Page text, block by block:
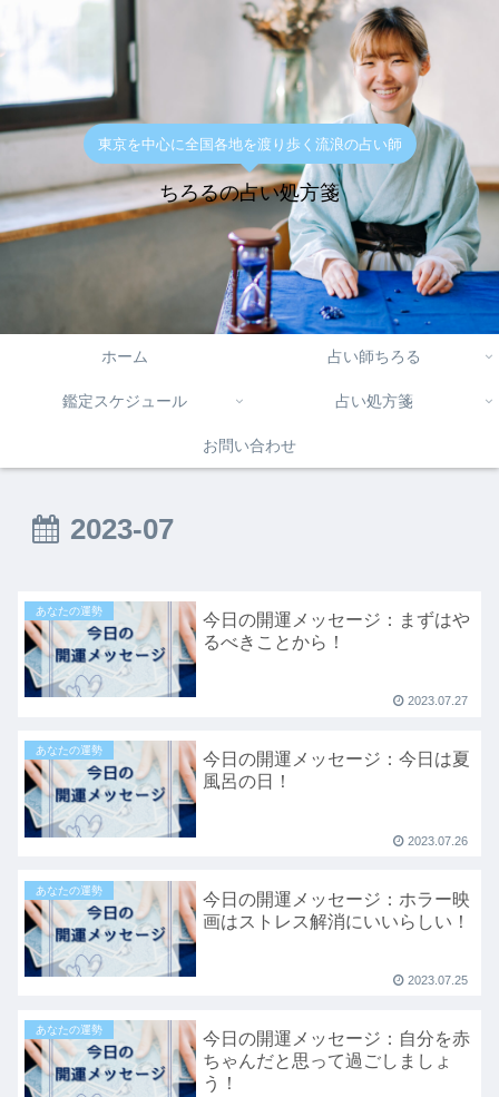
東京を中心に全国各地を渡り歩く流浪の占い師
ちろるの占い処方箋
ホーム 占い師ちろる
鑑定スケジュール 占い処方箋
お問い合わせ
2023-07
あなたの運勢
今日の開運メッセージ：まずはや
るべきことから！
2023.07.27
あなたの運勢
今日の開運メッセージ：今日は夏
風呂の日！
2023.07.26
あなたの運勢
今日の開運メッセージ：ホラー映
画はストレス解消にいいらしい！
2023.07.25
あなたの運勢
今日の開運メッセージ：自分を赤
ちゃんだと思って過ごしましょ
う！